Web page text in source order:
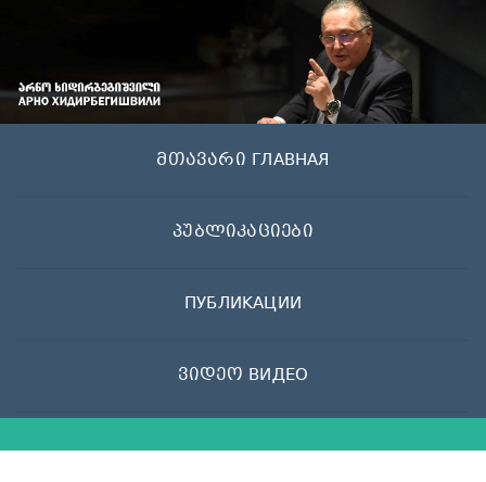
მთავარი ГЛАВНАЯ
პუბლიკაციები
ПУБЛИКАЦИИ
ვიდეო ВИДЕО